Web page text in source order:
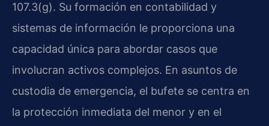
107.3(g). Su formación en contabilidad y
sistemas de información le proporciona una
capacidad única para abordar casos que
involucran activos complejos. En asuntos de
custodia de emergencia, el bufete se centra en
la protección inmediata del menor y en el